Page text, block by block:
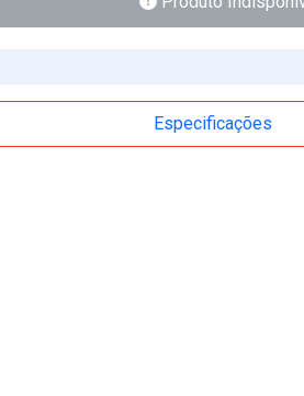
Especificações